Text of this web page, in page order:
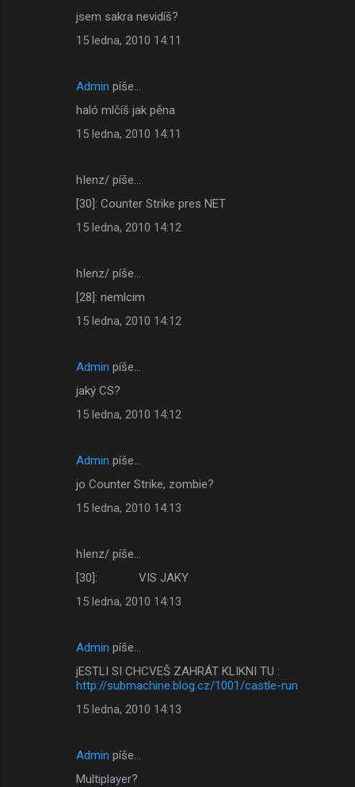
jsem sakra nevidíš?
15 ledna, 2010 14:11
Admin píše…
haló mlčíš jak pěna
15 ledna, 2010 14:11
hIenz/ píše…
[30]: Counter Strike pres NET
15 ledna, 2010 14:12
hIenz/ píše…
[28]: nemlcim
15 ledna, 2010 14:12
Admin píše…
jaký CS?
15 ledna, 2010 14:12
Admin píše…
jo Counter Strike, zombie?
15 ledna, 2010 14:13
hIenz/ píše…
[30]: VIS JAKY
15 ledna, 2010 14:13
Admin píše…
jESTLI SI CHCVEŠ ZAHRÁT KLIKNI TU :
http://submachine.blog.cz/1001/castle-run
15 ledna, 2010 14:13
Admin píše…
Multiplayer?